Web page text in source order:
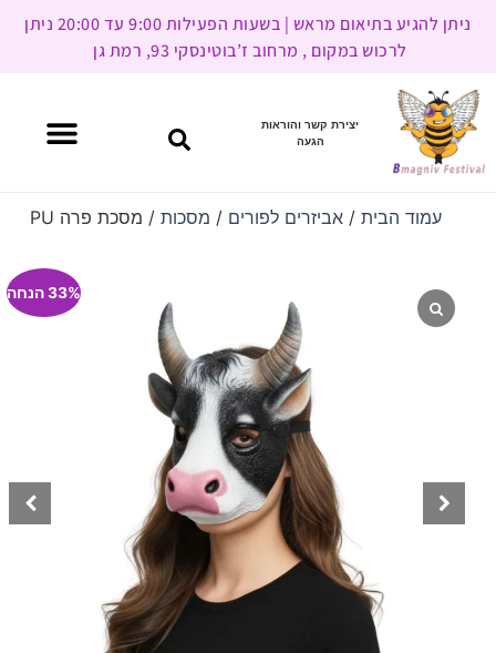
ניתן להגיע בתיאום מראש | בשעות הפעילות 9:00 עד 20:00 ניתן
לרכוש במקום , מרחוב ז’בוטינסקי 93, רמת גן
יצירת קשר והוראות
הגעה
עמוד הבית/ אביזרים לפורים / מסכות/ מסכת פרה PU
33% הנחה